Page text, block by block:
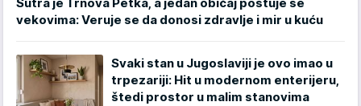
vekovima: Veruje se da donosi zdravlje i mir u kuću
Svaki stan u Jugoslaviji je ovo imao u
trpezariji: Hit u modernom enterijeru,
štedi prostor u malim stanovima